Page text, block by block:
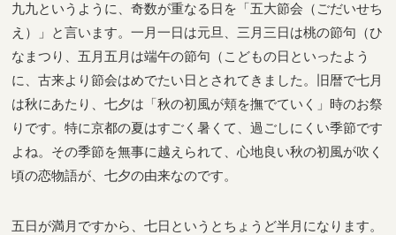
九九というように、奇数が重なる日を「五大節会（ごだいせち
え）」と言います。一月一日は元旦、三月三日は桃の節句（ひ
なまつり、五月五月は端午の節句（こどもの日といったよう
に、古来より節会はめでたい日とされてきました。旧暦で七月
は秋にあたり、七夕は「秋の初風が頬を撫でていく」時のお祭
りです。特に京都の夏はすごく暑くて、過ごしにくい季節です
よね。その季節を無事に越えられて、心地良い秋の初風が吹く
頃の恋物語が、七夕の由来なのです。
五日が満月ですから、七日というとちょうど半月になります。